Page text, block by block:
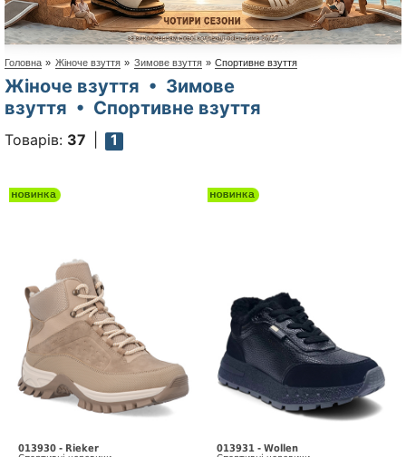
Головна » Жіноче взуття » Зимове взуття » Спортивне взуття
Жіноче взуття • Зимове
взуття • Спортивне взуття
Товарів: 37 1
013930 - Rieker
013931 - Wollen